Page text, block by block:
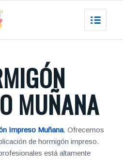
MUÑANA
Impreso Muñana. Ofrecemos
de hormigón impreso.
está altamente